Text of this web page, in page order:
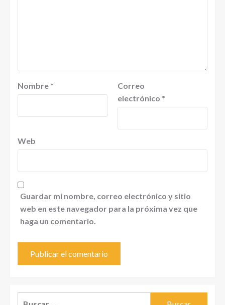
Nombre *
Correo
electrónico *
Web
Guardar mi nombre, correo electrónico y sitio
web en este navegador para la próxima vez que
haga un comentario.